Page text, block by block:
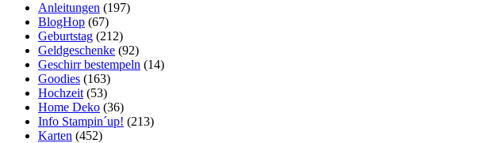
Anleitungen (197)
BlogHop (67)
Geburtstag (212)
Geldgeschenke (92)
Geschirr bestempeln (14)
Goodies (163)
Hochzeit (53)
Home Deko (36)
Info Stampin´up! (213)
Karten (452)